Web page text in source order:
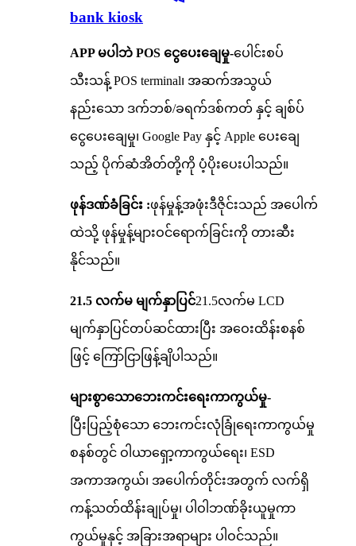
bank kiosk
APP မပါဘဲ POS ငွေပေးချေမှု-ပေါင်းစပ်
သီးသန့် POS terminal၊ အဆက်အသွယ်
နည်းသော ဒက်ဘစ်/ခရက်ဒစ်ကတ် နှင့် ချစ်ပ်
ငွေပေးချေမှု၊ Google Pay နှင့် Apple ပေးချေ
သည့် ပိုက်ဆံအိတ်တို့ကို ပံ့ပိုးပေးပါသည်။
ဖုန်ဒဏ်ခံခြင်း :ဖုန်မှုန့်အဖုံးဒီဇိုင်းသည် အပေါက်
ထဲသို့ ဖုန်မှုန့်များဝင်ရောက်ခြင်းကို တားဆီး
နိုင်သည်။
21.5 လက်မ မျက်နှာပြင်21.5လက်မ LCD
မျက်နှာပြင်တပ်ဆင်ထားပြီး အဝေးထိန်းစနစ်
ဖြင့် ကြော်ငြာဖြန့်ချိပါသည်။
များစွာသောဘေးကင်းရေးကာကွယ်မှု-
ပြီးပြည့်စုံသော ဘေးကင်းလုံခြုံရေးကာကွယ်မှု
စနစ်တွင် ဝါယာရှော့ကာကွယ်ရေး၊ ESD
အကာအကွယ်၊ အပေါက်တိုင်းအတွက် လက်ရှိ
ကန့်သတ်ထိန်းချုပ်မှု၊ ပါဝါဘဏ်ခိုးယူမှုကာ
ကွယ်မှုနှင့် အခြားအရာများ ပါဝင်သည်။